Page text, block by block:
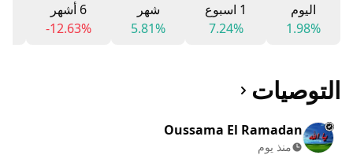
اليوم
1.98%
1 اسبوع
7.24%
شهر
5.81%
6 أشهر
-12.63%
التوصيات
Oussama El Ramadan
منذ يوم